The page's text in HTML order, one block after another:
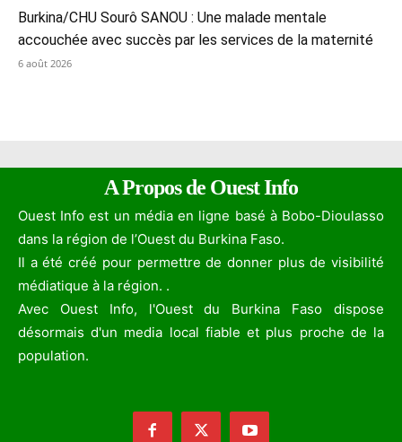
Burkina/CHU Sourô SANOU : Une malade mentale
accouchée avec succès par les services de la maternité
6 août 2026
A Propos de Ouest Info
Ouest Info est un média en ligne basé à Bobo-Dioulasso
dans la région de l’Ouest du Burkina Faso.
Il a été créé pour permettre de donner plus de visibilité
médiatique à la région. .
Avec Ouest Info, l'Ouest du Burkina Faso dispose
désormais d'un media local fiable et plus proche de la
population.